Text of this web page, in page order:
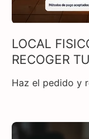
LOCAL
RECOGER
Haz el pedido y